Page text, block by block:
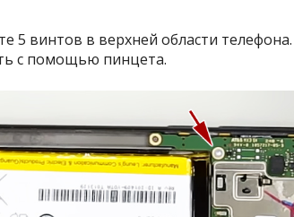
5 винтов в верхней области
с помощью пинцета.